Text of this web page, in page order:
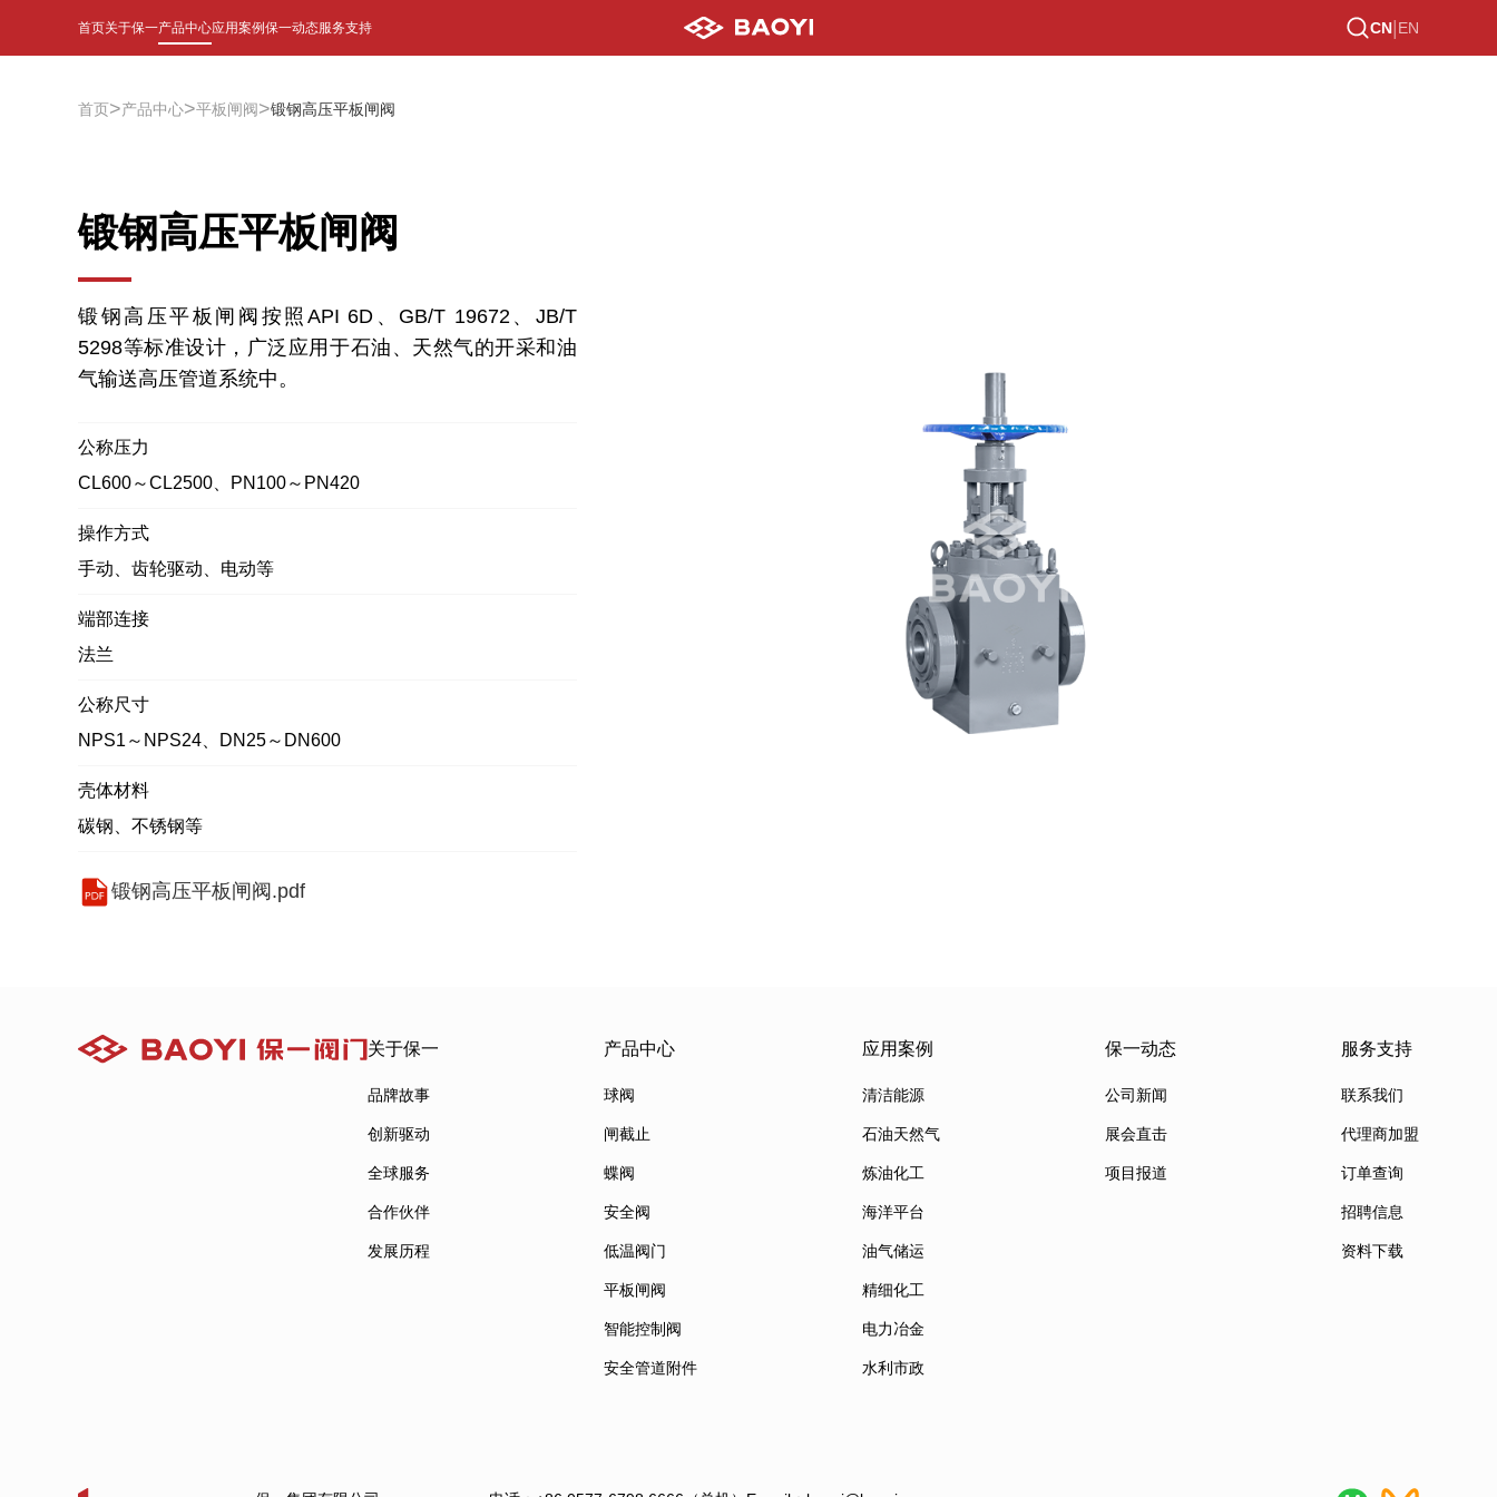
首页关于保一产品中心应用案例保一动态服务支持 CN|EN
首页>产品中心>平板闸阀>锻钢高压平板闸阀
锻钢高压平板闸阀
锻钢高压平板闸阀按照API 6D、GB/T 19672、JB/T
5298等标准设计，广泛应用于石油、天然气的开采和油
气输送高压管道系统中。
公称压力
CL600～CL2500、PN100～PN420
操作方式
手动、齿轮驱动、电动等
端部连接
法兰
公称尺寸
NPS1～NPS24、DN25～DN600
壳体材料
碳钢、不锈钢等
锻钢高压平板闸阀.pdf
关于保一
品牌故事
创新驱动
全球服务
合作伙伴
发展历程
产品中心
球阀
闸截止
蝶阀
安全阀
低温阀门
平板闸阀
智能控制阀
安全管道附件
应用案例
清洁能源
石油天然气
炼油化工
海洋平台
油气储运
精细化工
电力冶金
水利市政
保一动态
公司新闻
展会直击
项目报道
服务支持
联系我们
代理商加盟
订单查询
招聘信息
资料下载